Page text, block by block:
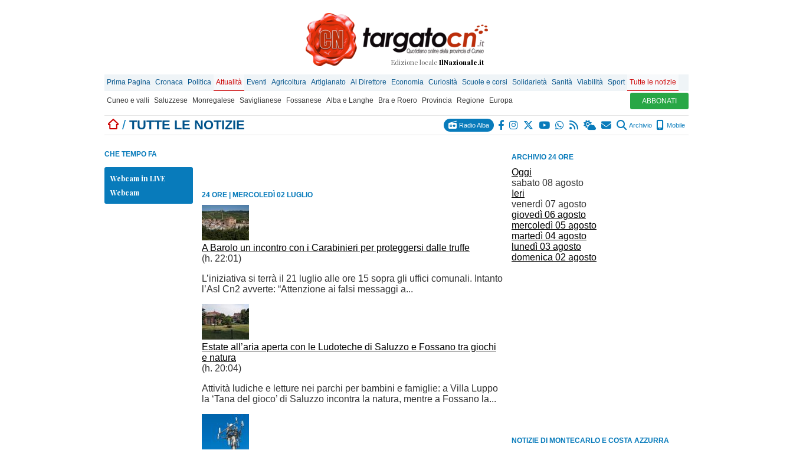
Edizione locale IlNazionale.it
Prima Pagina Cronaca Politica Attualità Eventi Agricoltura Artigianato Al Direttore Economia Curiosità Scuole e corsi Solidarietà Sanità Viabilità Sport Tutte le notizie
Cuneo e valli Saluzzese Monregalese Saviglianese Fossanese Alba e Langhe Bra e Roero Provincia Regione Europa ABBONATI
/ TUTTE LE NOTIZIE Radio Alba Archivio Mobile
ARCHIVIO 24 ORE
Oggi
sabato 08 agosto
Ieri
venerdì 07 agosto
giovedì 06 agosto
mercoledì 05 agosto
martedì 04 agosto
lunedì 03 agosto
domenica 02 agosto
NOTIZIE DI MONTECARLO E COSTA AZZURRA
CHE TEMPO FA
Webcam in LIVE
Webcam
24 ORE MERCOLEDÌ 02 LUGLIO
A Barolo un incontro con i Carabinieri per proteggersi dalle truffe
(h. 22:01)
L’iniziativa si terrà il 21 luglio alle ore 15 sopra gli uffici comunali. Intanto
l’Asl Cn2 avverte: “Attenzione ai falsi messaggi a...
Estate all’aria aperta con le Ludoteche di Saluzzo e Fossano tra giochi
e natura
(h. 20:04)
Attività ludiche e letture nei parchi per bambini e famiglie: a Villa Luppo
la ‘Tana del gioco’ di Saluzzo incontra la natura, mentre a Fossano la...